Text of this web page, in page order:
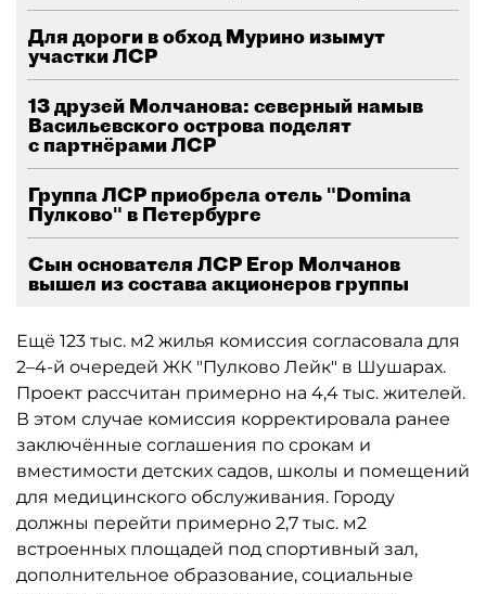
Для дороги в обход Мурино изымут
участки ЛСР
13 друзей Молчанова: северный намыв
Васильевского острова поделят
с партнёрами ЛСР
Группа ЛСР приобрела отель "Domina
Пулково" в Петербурге
Сын основателя ЛСР Егор Молчанов
вышел из состава акционеров группы
Ещё 123 тыс. м2 жилья комиссия согласовала для
2–4-й очередей ЖК "Пулково Лейк" в Шушарах.
Проект рассчитан примерно на 4,4 тыс. жителей.
В этом случае комиссия корректировала ранее
заключённые соглашения по срокам и
вместимости детских садов, школы и помещений
для медицинского обслуживания. Городу
должны перейти примерно 2,7 тыс. м2
встроенных площадей под спортивный зал,
дополнительное образование, социальные